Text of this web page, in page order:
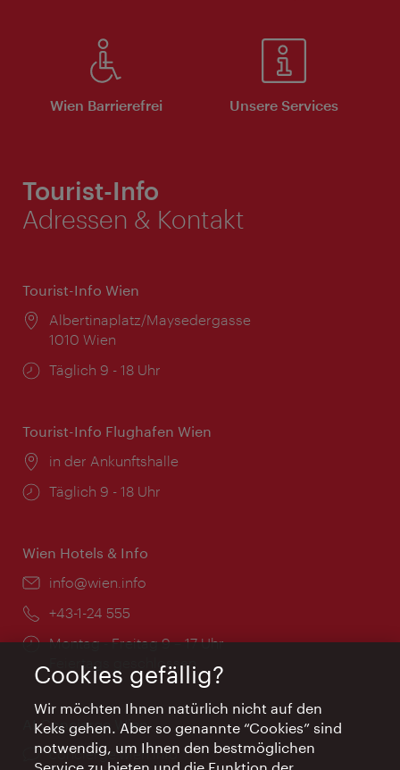
Wien Barrierefrei Unsere Services
Tourist-Info
Adressen & Kontakt
Tourist-Info Wien
Ort:
Albertinaplatz/Maysedergasse
1010 Wien
Öffnungszeiten:
Täglich 9 - 18 Uhr
Tourist-Info Flughafen Wien
Ort:
in der Ankunftshalle
Öffnungszeiten:
Täglich 9 - 18 Uhr
Wien Hotels & Info
Email:
info@wien.info
Telefon:
+43-1-24 555
Öffnungszeiten:
Montag - Freitag 9 – 17 Uhr
Feiertags geschlossen
AI Concierge Wien
Ort:
concierge.wien.info
Cookies gefällig?
Wir möchten Ihnen natürlich nicht auf den
Keks gehen. Aber so genannte “Cookies” sind
notwendig, um Ihnen den bestmöglichen